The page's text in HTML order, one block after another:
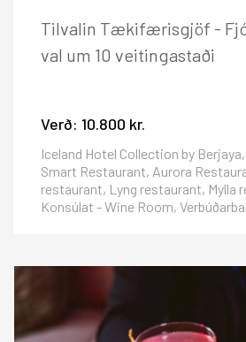
Tilvalin Tækifærisgjöf -
val um 10 veitingastaði
Verð: 10.800 kr.
Iceland Hotel Collection by
Smart Restaurant, Aurora
restaurant, Lyng restaurant, Mylla
Konsúlat - Wine Room,